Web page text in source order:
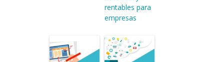
rentables para
empresas